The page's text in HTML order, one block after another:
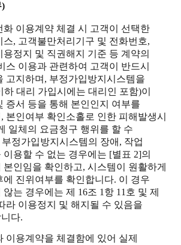
)
이용계약 체결 시 고객이 선택한
스, 고객불만처리기구 및 전화번호,
용정지 및 직권해지 기준 등 계약의
스 이용과 관련하여 고객이 반드시
고지하며, 부정가입방지시스템을
대리 가입시에는 대리인 포함)이
증서 등을 통해 본인인지 여부를
본인여부 확인소홀로 인한 피해발생시
일체의 요금청구 행위를 할 수
정가입방지시스템의 장애, 작업
용할 수 없는 경우에는 [별표 2]의
인임을 확인하고, 시스템이 원활하게
에 진위여부를 확인합니다. 이 경우
는 경우에는 제 16조 1항 11호 및 제
라 이용정지 및 해지될 수 있음을
다.
용계약을 체결함에 있어 실제